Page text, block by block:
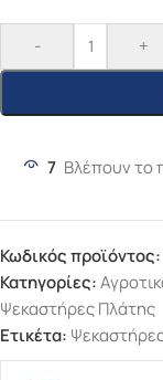
- +
7 Βλέπουν το
Κωδικός προϊόντος:
Κατηγορίες:
Ψεκαστήρες Πλάτης
Ετικέτα: